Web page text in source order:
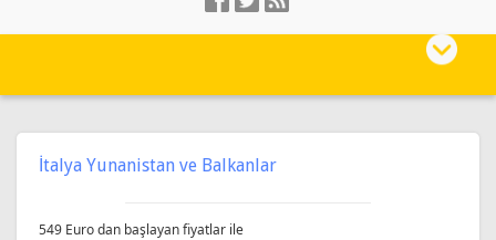
İtalya Yunanistan ve Balkanlar
549 Euro dan başlayan fiyatlar ile